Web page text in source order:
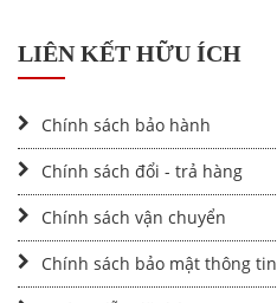
LIÊN KẾT HỮU ÍCH
Chính sách bảo hành
Chính sách đổi - trả hàng
Chính sách vận chuyển
Chính sách bảo mật thông tin